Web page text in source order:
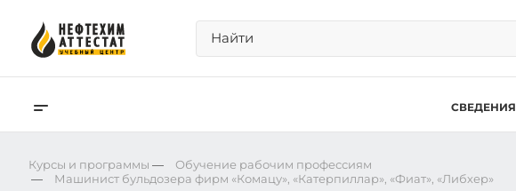
СВЕДЕНИЯ
Курсы и программы —
Обучение рабочим профессиям
—
Машинист бульдозера фирм «Комацу», «Катерпиллар», «Фиат», «Либхер»